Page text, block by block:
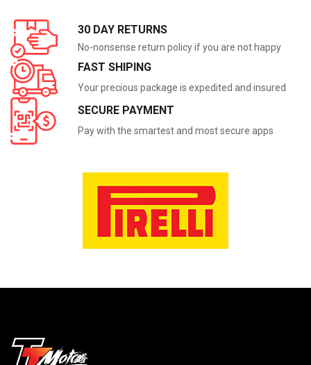
30 DAY RETURNS
No-nonsense return policy if you are not happy
FAST SHIPING
Your precious package is expedited and insured
SECURE PAYMENT
Pay with the smartest and most secure apps